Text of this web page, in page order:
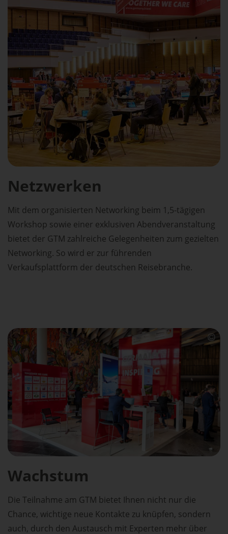
Netzwerken
Mit dem organisierten Networking beim 1,5-tägigen
Workshop sowie einer exklusiven Abendveranstaltung
bietet der GTM zahlreiche Gelegenheiten zum gezielten
Networking. So wird er zur führenden
Verkaufsplattform der deutschen Reisebranche.
Wachstum
Die Teilnahme am GTM bietet Ihnen nicht nur die
Chance, wichtige neue Kontakte zu knüpfen, sondern
auch, durch den Austausch mit Experten mehr über